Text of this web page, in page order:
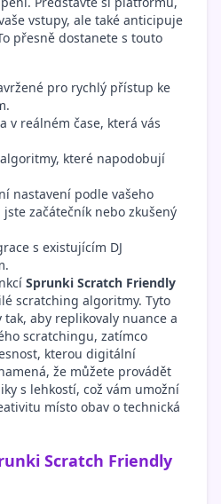
vstupy, ale také anticipuje
přesně dostanete s touto
pro rychlý přístup ke
v reálném čase, která vás
které napodobují
nastavení podle vašeho
začátečník nebo zkušený
s existujícím DJ
Sprunki Scratch Friendly
scratching algoritmy. Tyto
aby replikovaly nuance a
scratchingu, zatímco
kterou digitální
že můžete provádět
s lehkostí, což vám umožní
místo obav o technická
Scratch Friendly